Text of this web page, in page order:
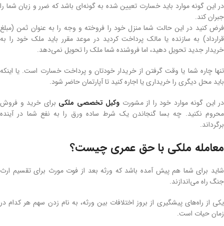
در این گونه موارد باید خسارت تعیین شده به گونه‌ای باشد که ضرر و زیان شما را
جبران کند.
فرض کنید در این حالت شما منزل خود را فروخته و وجه را به عنوان ثمن (مبلغ
قرارداد) به سازنده یا مالک پرداخت کردید در موعد مقرر باید ملک خود را به
خریدار جدید تحویل دهید، اما فروشنده شما ملک را تحویل نمی‌دهد.
تنها چاره شما یا وقت گرفتن از خریدار خودتان و پرداخت خسارت است. یا اینکه
باید محل دیگری را خریداری یا اجاره کنید تا آپارتمان حاضر شود.
در این گونه موارد خود را از مشورت وکیل تخصصی ملکی برای خرید و فروش
محروم نکنید. چه بسا گنجاندن یک شرط ساده ورق را به نفع شما در آینده
برگرداند.
معامله ملکی با حق عمری چیست؟
شاید برای شما هم پیش آمده باشد که ورثه بعد از فوت مورث برای تقسیم ارث
جنگ راه می‌اندازند.
یکی از راه‌های پیشگیری از بروز اختلافات بین ورثه، به نام زدن سهم هر کدام در
زمان حیات است.